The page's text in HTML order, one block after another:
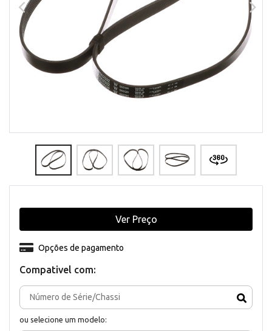
Compativel com:
ou selecione um modelo:
Opções de pagamento
Ver Preço